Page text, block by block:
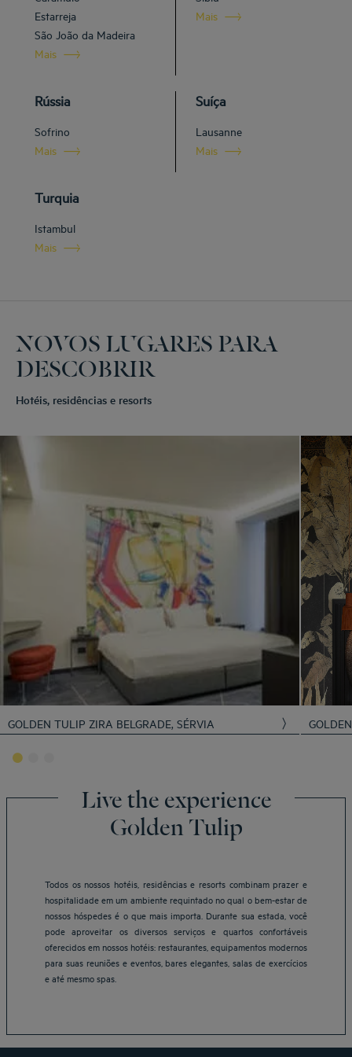
Estarreja
São João da Madeira
Mais
Mais
Rússia
Sofrino
Mais
Suíça
Lausanne
Mais
Turquia
Istambul
Mais
NOVOS LUGARES PARA
DESCOBRIR
Hotéis, residências e resorts
GOLDEN TULIP ZIRA BELGRADE, SÉRVIA
Live the experience
Golden Tulip
Todos os nossos hotéis, residências e resorts combinam prazer e
hospitalidade em um ambiente requintado no qual o bem-estar de
nossos hóspedes é o que mais importa. Durante sua estada, você
pode aproveitar os diversos serviços e quartos confortáveis
oferecidos em nossos hotéis: restaurantes, equipamentos modernos
para suas reuniões e eventos, bares elegantes, salas de exercícios
e até mesmo spas.
Belo Horizonte Hotéis
Brasília Hotéis
Fortaleza Hotéis
Vitoria Hotéis
Hôtels Bangkok
Avisos legais